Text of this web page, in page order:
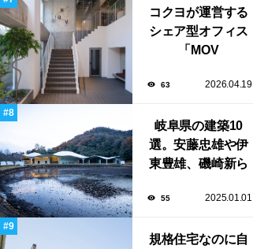
コクヨが運営する
シェア型オフィス
「MOV
YOHAK DESIGN
ンで蔵前にオープ
ン！
63 2026.04.19
岐阜県の建築10
選。安藤忠雄や伊
東豊雄、磯崎新ら
の建築家の作品も
55 2025.01.01
規格住宅なのに自